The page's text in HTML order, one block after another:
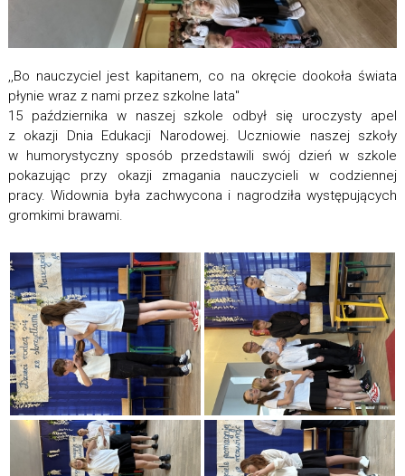
,,Bo nauczyciel jest kapitanem, co na okręcie dookoła świata
płynie wraz z nami przez szkolne lata''
15 października w naszej szkole odbył się uroczysty apel
z okazji Dnia Edukacji Narodowej. Uczniowie naszej szkoły
w humorystyczny sposób przedstawili swój dzień w szkole
pokazując przy okazji zmagania nauczycieli w codziennej
pracy. Widownia była zachwycona i nagrodziła występujących
gromkimi brawami.